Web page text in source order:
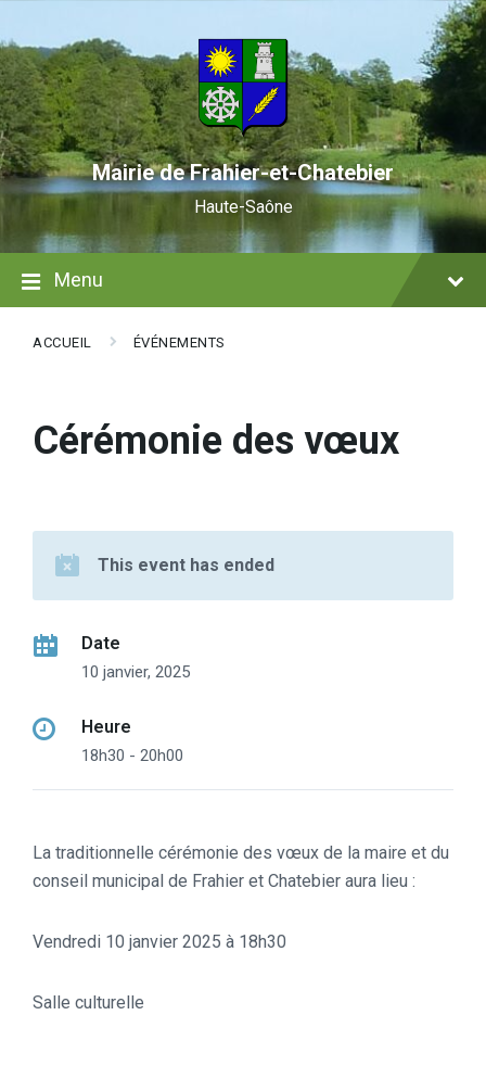
content
main
navigation
footer
Mairie de Frahier-et-Chatebier
Haute-Saône
Menu
ACCUEIL ÉVÉNEMENTS
Cérémonie des vœux
This event has ended
Date
10 janvier, 2025
Heure
18h30 - 20h00
La traditionnelle cérémonie des vœux de la maire et du
conseil municipal de Frahier et Chatebier aura lieu :
Vendredi 10 janvier 2025 à 18h30
Salle culturelle